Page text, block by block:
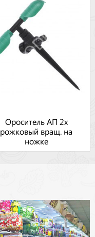
Ороситель АП 2х
рожковый вращ. на
ножке